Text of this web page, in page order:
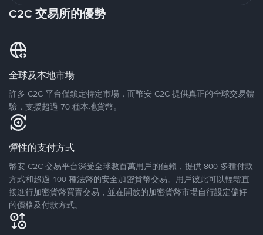
C2C 交易所的優勢
全球及本地市場
許多 C2C 平台僅鎖定特定市場，而幣安 C2C 提供真正的全球交易體
驗，支援超過 70 種本地貨幣。
彈性的支付方式
幣安 C2C 交易平台深受全球數百萬用戶的信賴，提供 800 多種付款
方式和超過 100 種法幣的安全加密貨幣交易。用戶彼此可以輕鬆直
接進行加密貨幣買賣交易，並在開放的加密貨幣市場自行設定偏好
的價格及付款方式。